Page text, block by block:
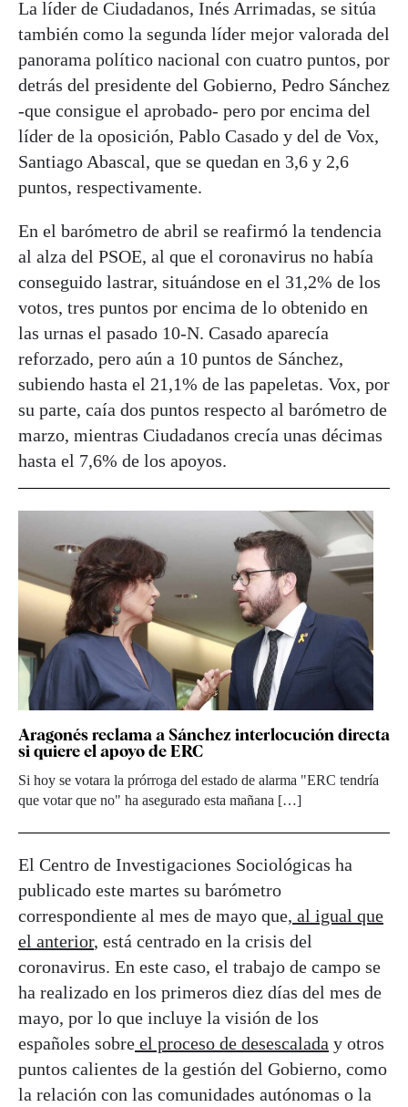
La líder de Ciudadanos, Inés Arrimadas, se sitúa
también como la segunda líder mejor valorada del
panorama político nacional con cuatro puntos, por
detrás del presidente del Gobierno, Pedro Sánchez
-que consigue el aprobado- pero por encima del
líder de la oposición, Pablo Casado y del de Vox,
Santiago Abascal, que se quedan en 3,6 y 2,6
puntos, respectivamente.
En el barómetro de abril se reafirmó la tendencia
al alza del PSOE, al que el coronavirus no había
conseguido lastrar, situándose en el 31,2% de los
votos, tres puntos por encima de lo obtenido en
las urnas el pasado 10-N. Casado aparecía
reforzado, pero aún a 10 puntos de Sánchez,
subiendo hasta el 21,1% de las papeletas. Vox, por
su parte, caía dos puntos respecto al barómetro de
marzo, mientras Ciudadanos crecía unas décimas
hasta el 7,6% de los apoyos.
Aragonés reclama a Sánchez interlocución directa
si quiere el apoyo de ERC
Si hoy se votara la prórroga del estado de alarma "ERC tendría
que votar que no" ha asegurado esta mañana […]
El Centro de Investigaciones Sociológicas ha
publicado este martes su barómetro
correspondiente al mes de mayo que, al igual que
el anterior, está centrado en la crisis del
coronavirus. En este caso, el trabajo de campo se
ha realizado en los primeros diez días del mes de
mayo, por lo que incluye la visión de los
españoles sobre el proceso de desescalada y otros
puntos calientes de la gestión del Gobierno, como
la relación con las comunidades autónomas o la